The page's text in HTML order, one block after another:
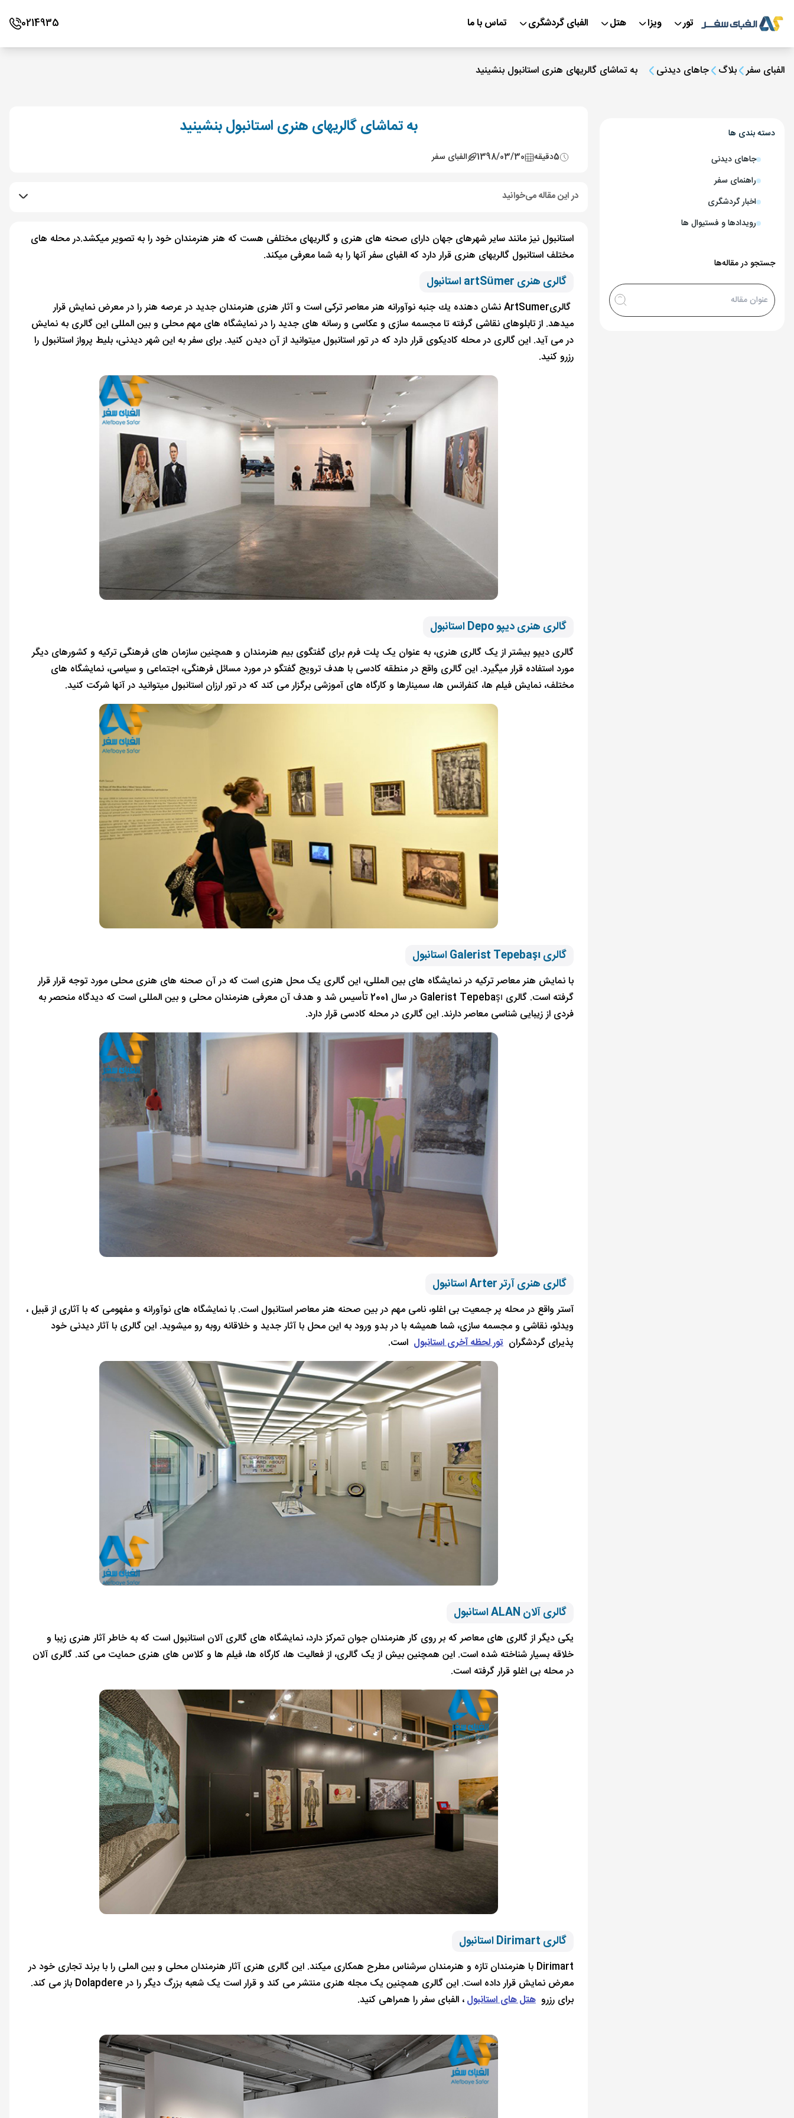
تور ویزا هتل الفبای گردشگری تماس با ما 0214935
الفبای سفر بلاگ جاهای دیدنی به تماشای گالریهای هنری استانبول بنشینید
دسته بندی ها
جاهای دیدنی
راهنمای سفر
اخبار گردشگری
رویدادها و فستیوال ها
جستجو در مقاله‌ها
به تماشای گالریهای هنری استانبول بنشینید
5دقیقه 1398/03/30 الفبای سفر
در این مقاله می‌خوانید
استانبول نیز مانند سایر شهرهای جهان دارای صحنه های هنری و گالریهای مختلفی هست که هنر هنرمندان خود را به تصویر میکشد.در محله های
مختلف استانبول گالریهای هنری قرار دارد که الفبای سفر آنها را به شما معرفی میکند.
گالری هنری artSümer استانبول
گالریArtSumer نشان دهنده یك جنبه نوآورانه هنر معاصر تركی است و آثار هنری هنرمندان جدید در عرصه هنر را در معرض نمایش قرار
میدهد. از تابلوهای نقاشی گرفته تا مجسمه سازی و عکاسی و رسانه های جدید را در نمایشگاه های مهم محلی و بین المللی این گالری به نمایش
در می آید. این گالری در محله کادیکوی قرار دارد که در تور استانبول میتوانید از آن دیدن کنید. برای سفر به این شهر دیدنی، بلیط پرواز استانبول را
رزرو کنید.
گالری هنری دیپو Depo استانبول
گالری دیپو بیشتر از یک گالری هنری، به عنوان یک پلت فرم برای گفتگوی بیم هنرمندان و همچنین سازمان های فرهنگی ترکیه و کشورهای دیگر
مورد استفاده قرار میگیرد. این گالری واقع در منطقه کادسی با هدف ترویج گفتگو در مورد مسائل فرهنگی، اجتماعی و سیاسی، نمایشگاه های
مختلف، نمایش فیلم ها، کنفرانس ها، سمینارها و کارگاه های آموزشی برگزار می کند که در تور ارزان استانبول میتوانید در آنها شرکت کنید.
گالری Galerist Tepebaşı استانبول
با نمایش هنر معاصر ترکیه در نمایشگاه های بین المللی، این گالری یک محل هنری است که در آن صحنه های هنری محلی مورد توجه قرار قرار
گرفته است. گالری Galerist Tepebaşı در سال 2001 تأسیس شد و هدف آن معرفی هنرمندان محلی و بین المللی است که دیدگاه منحصر به
فردی از زیبایی شناسی معاصر دارند. این گالری در محله کادسی قرار دارد.
گالری هنری آرتر Arter استانبول
آستر واقع در محله پر جمعیت بی اغلو، نامی مهم در بین صحنه هنر معاصر استانبول است. با نمایشگاه های نوآورانه و مفهومی که با آثاری از قبیل ،
ویدئو، نقاشی و مجسمه سازی، شما همیشه با در بدو ورود به این محل با آثار جدید و خلاقانه روبه رو میشوید. این گالری با آثار دیدنی خود
پذیرای گردشگران تور لحظه آخری استانبول است.
گالری آلان ALAN استانبول
یکی دیگر از گالری های معاصر که بر روی کار هنرمندان جوان تمرکز دارد، نمایشگاه های گالری آلان استانبول است که به خاطر آثار هنری زیبا و
خلاقه بسیار شناخته شده است. این همچنین بیش از یک گالری، از فعالیت ها، کارگاه ها، فیلم ها و کلاس های هنری حمایت می کند. گالری آلان
در محله بی اغلو قرار گرفته است.
گالری Dirimart استانبول
Dirimart با هنرمندان تازه و هنرمندان سرشناس مطرح همکاری میکند. این گالری هنری آثار هنرمندان محلی و بین الملی را با برند تجاری خود در
معرض نمایش قرار داده است. این گالری همچنین یک مجله هنری منتشر می کند و قرار است یک شعبه بزرگ دیگر را در Dolapdere باز می کند.
برای رزرو هتل های استانبول، الفبای سفر را همراهی کنید.